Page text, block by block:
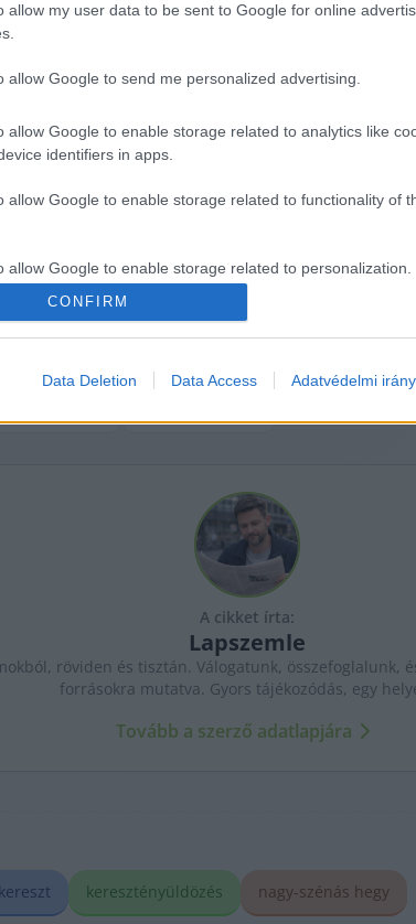
allow my user data to be sent to Google for online
allow Google to send me personalized advertising.
allow Google to enable storage related to analytics like
identifiers in apps.
allow Google to enable storage related to functionality of
allow Google to enable storage related to personalization.
allow Google to enable storage related to security, including
functionality and fraud prevention, and other user
CONFIRM
Data Deletion Data Access Adatvédelmi
ez ellen” – mondta és hozzátette, hogy
ismét kereszt álljon.
A cikket írta:
Lapszemle
röviden és tisztán. Válogatunk, összefoglalunk,
forrásokra mutatva. Gyors tájékozódás, egy
Tovább a szerző adatlapjára
kereszt keresztényüldözés nagy-szénás hegy